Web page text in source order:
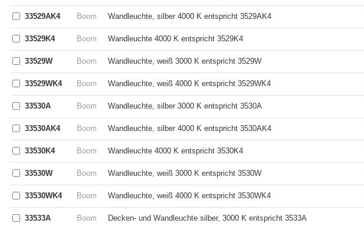
33529AK4 Boom Wandleuchte, silber 4000 K entspricht 3529AK4
33529K4 Boom Wandleuchte 4000 K entspricht 3529K4
33529W Boom Wandleuchte, weiß 3000 K entspricht 3529W
33529WK4 Boom Wandleuchte, weiß 4000 K entspricht 3529WK4
33530A Boom Wandleuchte, silber 3000 K entspricht 3530A
33530AK4 Boom Wandleuchte, silber 4000 K entspricht 3530AK4
33530K4 Boom Wandleuchte 4000 K entspricht 3530K4
33530W Boom Wandleuchte, weiß 3000 K entspricht 3530W
33530WK4 Boom Wandleuchte, weiß 4000 K entspricht 3530WK4
33533A Boom Decken- und Wandleuchte silber, 3000 K entspricht 3533A